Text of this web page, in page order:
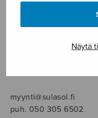
Näytä
Myymälä avoinna
00180 Helsinki
myynti@sulasol.fi
puh. 050 305 6502